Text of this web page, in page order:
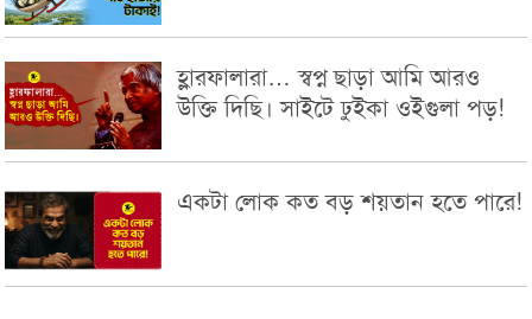
হ্লারফালারা… স্বপ্ন ছাড়া আমি আরও
উক্তি দিছি। সাইটে ঢুইকা ওইগুলা পড়!
একটা লোক কত বড় শয়তান হতে পারে!